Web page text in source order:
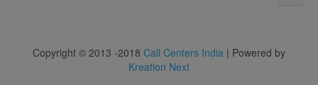
Copyright © 2013 -2018 Call Centers India | Powered by
Kreation Next